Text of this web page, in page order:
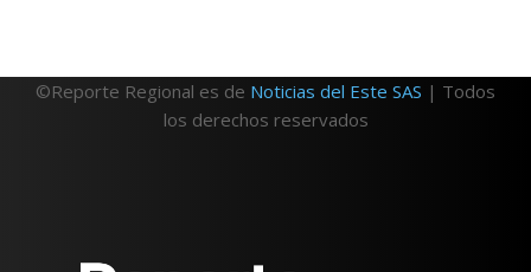
©Reporte Regional es de Noticias del Este SAS | Todos
los derechos reservados